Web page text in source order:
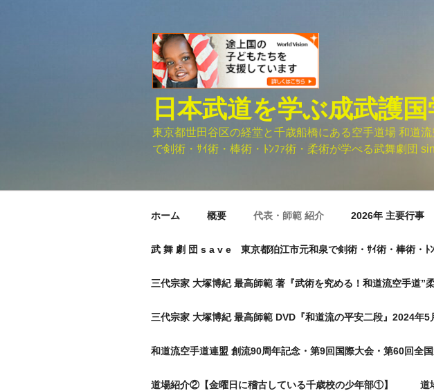
日本武道を学ぶ成武護
東京都世田谷区の経堂と千歳船橋にある空手道場 和道
で剣術・ｻｲ術・棒術・ﾄﾝﾌｧ術・柔術が学べる武舞劇団
ホーム 概要 代表・師範 紹介 2026年 主要行事
武 舞 劇 団 s a v e 東京都狛江市元和泉で剣術・ｻｲ術・棒術・
三代宗家 大塚博紀 最高師範 著『武術を究める！和道流空手道
三代宗家 大塚博紀 最高師範 DVD『和道流の平安二段』2024年5
和道流空手道連盟 創流90周年記念・第9回国際大会・第60回全
道場紹介②【金曜日に稽古している千歳校の少年部①】 道